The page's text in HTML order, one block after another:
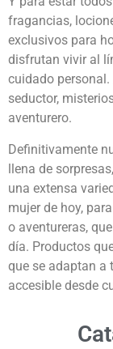
fragancias,
exclusivos para
disfrutan vivir al
cuidado
seductor,
aventurero.
Definitivamente
llena de
una extensa
mujer de hoy,
o aventureras,
día. Productos
que se adaptan a
accesible desde